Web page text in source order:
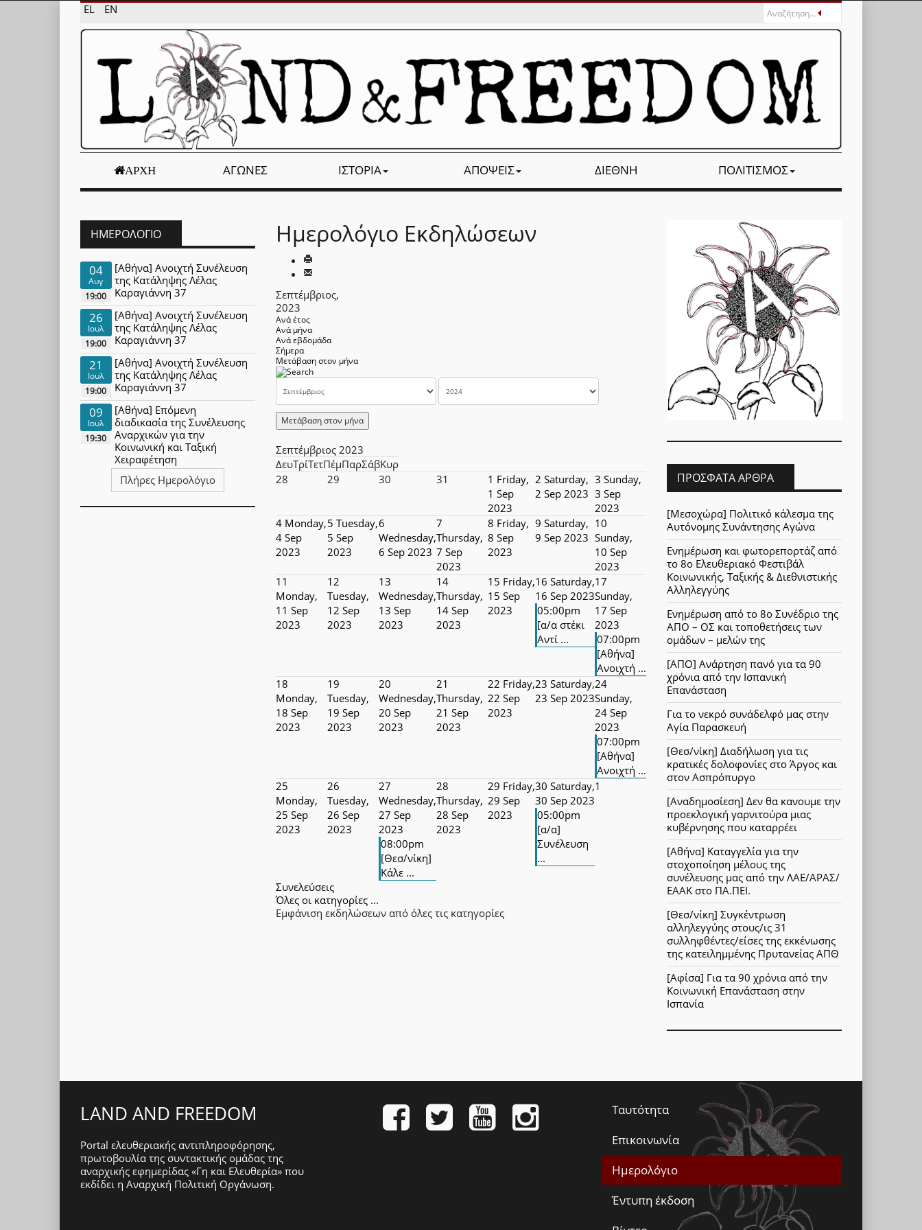
EL EN
ΑΡΧΉ ΑΓΏΝΕΣ ΙΣΤΟΡΊΑ ΑΠΌΨΕΙΣ ΔΙΕΘΝΉ ΠΟΛΙΤΙΣΜΌΣ
Ημερολόγιο Εκδηλώσεων
Σεπτέμβριος,
2023
Ανά έτος
Ανά μήνα
Ανά εβδομάδα
Σήμερα
Μετάβαση στον μήνα
Μετάβαση στον μήνα
Σεπτέμβριος 2023
ΔευΤρίΤετΠέμΠαρΣάβΚυρ
28
29 30 31 1 Friday,
1 Sep
2023
2 Saturday,
2 Sep 2023
3 Sunday,
3 Sep
2023
4 Monday,
4 Sep
2023
5 Tuesday,
5 Sep
2023
6
Wednesday,
6 Sep 2023
7
Thursday,
7 Sep
2023
8 Friday,
8 Sep
2023
9 Saturday,
9 Sep 2023
10
Sunday,
10 Sep
2023
11
Monday,
11 Sep
2023
12
Tuesday,
12 Sep
2023
13
Wednesday,
13 Sep
2023
14
Thursday,
14 Sep
2023
15 Friday,
15 Sep
2023
16 Saturday,
16 Sep 2023
05:00pm
[α/α στέκι
Αντί ...
17
Sunday,
17 Sep
2023
07:00pm
[Αθήνα]
Ανοιχτή ...
18
Monday,
18 Sep
2023
19
Tuesday,
19 Sep
2023
20
Wednesday,
20 Sep
2023
21
Thursday,
21 Sep
2023
22 Friday,
22 Sep
2023
23 Saturday,
23 Sep 2023
24
Sunday,
24 Sep
2023
07:00pm
[Αθήνα]
Ανοιχτή ...
25
Monday,
25 Sep
2023
26
Tuesday,
26 Sep
2023
27
Wednesday,
27 Sep
2023
08:00pm
[Θεσ/νίκη]
Κάλε ...
28
Thursday,
28 Sep
2023
29 Friday,
29 Sep
2023
30 Saturday,
30 Sep 2023
05:00pm
[α/α]
Συνέλευση
...
1
Συνελεύσεις
Όλες οι κατηγορίες ...
Εμφάνιση εκδηλώσεων από όλες τις κατηγορίες
ΗΜΕΡΟΛΌΓΙΟ
04
Αυγ
19:00
[Αθήνα] Ανοιχτή Συνέλευση
της Κατάληψης Λέλας
Καραγιάννη 37
26
Ιουλ
19:00
[Αθήνα] Ανοιχτή Συνέλευση
της Κατάληψης Λέλας
Καραγιάννη 37
21
Ιουλ
19:00
[Αθήνα] Ανοιχτή Συνέλευση
της Κατάληψης Λέλας
Καραγιάννη 37
09
Ιουλ
19:30
[Αθήνα] Επόμενη
διαδικασία της Συνέλευσης
Αναρχικών για την
Κοινωνική και Ταξική
Χειραφέτηση
Πλήρες Ημερολόγιο
ΠΡΌΣΦΑΤΑ ΆΡΘΡΑ
[Μεσοχώρα] Πολιτικό κάλεσμα της
Αυτόνομης Συνάντησης Αγώνα
Ενημέρωση και φωτορεπορτάζ από
το 8ο Ελευθεριακό Φεστιβάλ
Κοινωνικής, Ταξικής & Διεθνιστικής
Αλληλεγγύης
Ενημέρωση από το 8ο Συνέδριο της
ΑΠΟ – ΟΣ και τοποθετήσεις των
ομάδων – μελών της
[ΑΠΟ] Ανάρτηση πανό για τα 90
χρόνια από την Ισπανική
Επανάσταση
Για το νεκρό συνάδελφό μας στην
Αγία Παρασκευή
[Θεσ/νίκη] Διαδήλωση για τις
κρατικές δολοφονίες στο Άργος και
στον Ασπρόπυργο
[Αναδημοσίεση] Δεν θα κανουμε την
προεκλογική γαρνιτούρα μιας
κυβέρνησης που καταρρέει
[Αθήνα] Καταγγελία για την
στοχοποίηση μέλους της
συνέλευσης μας από την ΛΑΕ/ΑΡΑΣ/
ΕΑΑΚ στο ΠΑ.ΠΕΙ.
[Θεσ/νίκη] Συγκέντρωση
αλληλεγγύης στους/ις 31
συλληφθέντες/είσες της εκκένωσης
της κατειλημμένης Πρυτανείας ΑΠΘ
[Αφίσα] Για τα 90 χρόνια από την
Κοινωνική Επανάσταση στην
Ισπανία
LAND AND FREEDOM
Portal ελευθεριακής αντιπληροφόρησης,
πρωτοβουλία της συντακτικής ομάδας της
αναρχικής εφημερίδας «Γη και Ελευθερία» που
εκδίδει η Αναρχική Πολιτική Οργάνωση.
Ταυτότητα
Επικοινωνία
Ημερολόγιο
Έντυπη έκδοση